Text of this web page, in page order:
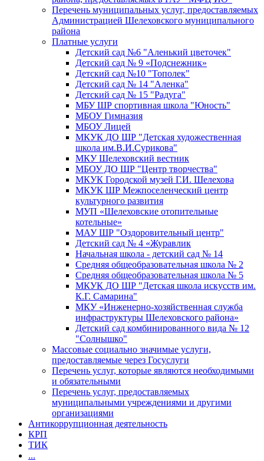
Перечень муниципальных услуг, предоставляемых
Администрацией Шелеховского муниципального
района
Платные услуги
Детский сад №6 "Аленький цветочек"
Детский сад № 9 «Подснежник»
Детский сад №10 "Тополек"
Детский сад № 14 "Аленка"
Детский сад № 15 "Радуга"
МБУ ШР спортивная школа "Юность"
МБОУ Гимназия
МБОУ Лицей
МКУК ДО ШР "Детская художественная
школа им.В.И.Сурикова"
МКУ Шелеховский вестник
МБОУ ДО ШР "Центр творчества"
МКУК Городской музей Г.И. Шелехова
МКУК ШР Межпоселенческий центр
культурного развития
МУП «Шелеховские отопительные
котельные»
МАУ ШР "Оздоровительный центр"
Детский сад № 4 «Журавлик
Начальная школа - детский сад № 14
Средняя общеобразовательная школа № 2
Средняя общеобразовательная школа № 5
МКУК ДО ШР "Детская школа искусств им.
К.Г. Самарина"
МКУ «Инженерно-хозяйственная служба
инфраструктуры Шелеховского района»
Детский сад комбинированного вида № 12
"Солнышко"
Массовые социально значимые услуги,
предоставляемые через Госуслуги
Перечень услуг, которые являются необходимыми
и обязательными
Перечень услуг, предоставляемых
муниципальными учреждениями и другими
организациями
Антикоррупционная деятельность
КРП
ТИК
...